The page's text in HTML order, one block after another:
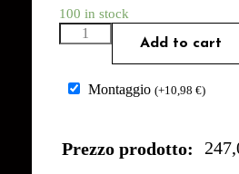
100 in stock
Add to cart
Montaggio (+10,98 €)
Prezzo prodotto: